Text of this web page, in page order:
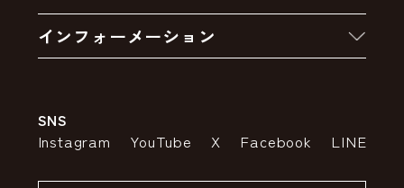
卸販売・大量注文
お支払いについて
ポイントについて
インフォーメーション
特定商取引法の表示
SNS
Instagram YouTube X Facebook LINE